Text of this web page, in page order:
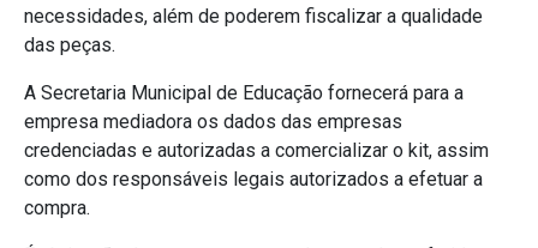
necessidades, além de poderem fiscalizar a qualidade
das peças.
A Secretaria Municipal de Educação fornecerá para a
empresa mediadora os dados das empresas
credenciadas e autorizadas a comercializar o kit, assim
como dos responsáveis legais autorizados a efetuar a
compra.